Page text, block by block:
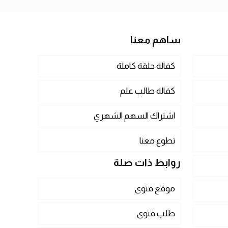
ساهم معنا
كفالة حلقة كاملة
كفالة طالب علم
اشتراك السهم الشهري
تطوع معنا
روابط ذات صلة
موقع فتوى
طلب فتوى